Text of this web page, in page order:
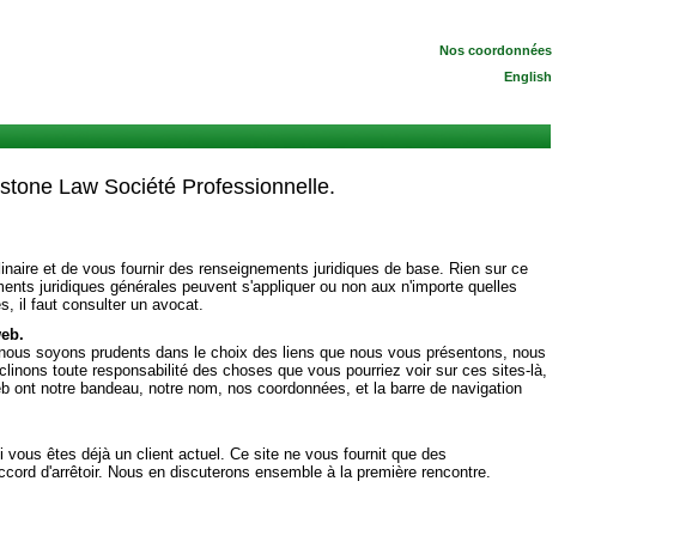
Nos coordonnées
English
Law Société Professionnelle.
et de vous fournir des renseignements juridiques de base. Rien sur ce
juridiques générales peuvent s'appliquer ou non aux n'importe quelles
il faut consulter un avocat.
soyons prudents dans le choix des liens que nous vous présentons, nous
toute responsabilité des choses que vous pourriez voir sur ces sites-là,
notre bandeau, notre nom, nos coordonnées, et la barre de navigation
êtes déjà un client actuel. Ce site ne vous fournit que des
d'arrêtoir. Nous en discuterons ensemble à la première rencontre.